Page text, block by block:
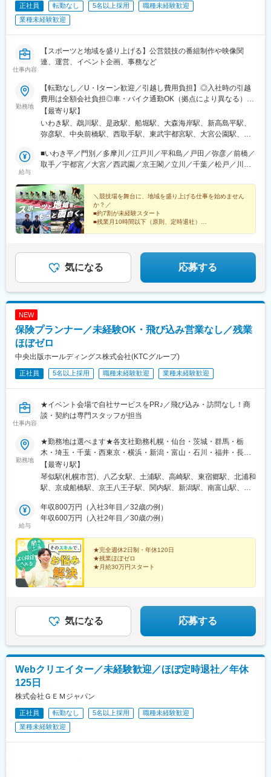
波駅、大小路駅、心斎橋駅、高槻市駅、千里中央駅(大阪モノレー
ル)、鳴滝駅、六地蔵駅(奈良線)、二条城前駅、観月橋駅、南公園
駅、摂津本山駅、湊川駅、神戸三宮駅(阪急・神戸高速)、春日野道
駅(阪急線)、新長田駅、中山観音駅、紀伊中ノ島駅、聖マリア病院
前駅、東中間駅、佐世保中央駅、西鉄香椎駅、金山駅(福岡県)、名
鉄名古屋駅、丸の内駅(愛知県)、栄町駅(愛知県)、久屋大通駅、高
一丁目駅、泉岳寺駅、御成門駅、内幸町駅、赤坂見附駅、西日暮
里駅(舎人ライナー)、下落合駅、東新宿駅、虎ノ門駅、岩本町駅、
京橋駅(東京都)、京成関屋駅、御徒町駅、大森海岸駅、銀座一丁目
駅、茅場町駅、馬喰町駅、東池袋駅、曳舟駅、西横浜駅、横浜
駅、日本大通り駅、市川真間駅、鬼越駅、京成千葉駅、川越市
駅、森小路駅、昭和町駅(大阪府)、針中野駅、花園町駅、細井川
駅、梅田駅(地下鉄)、天満橋駅、北浜駅(大阪府)、なんば駅(南海
御陵前駅、市民広場駅、三宮・花時計前駅、板宿駅、香椎宮前
駅、亀島駅、国際センター駅、矢場町駅、第一通り駅、近鉄四日
市駅
正社員 転勤なし 5名以上採用
職種未経験歓迎
業種未経験歓迎
仕事内容
【スポーツと地域を盛り上げる】公営競技の番組制作や映像関
連、運営、イベント企画、事務など
勤務地
【転勤なし／U・Iターン歓迎／引越し費用負担】◎入社時の引越
費用は全額会社負担◎車・バイク通勤OK（拠点により異なる）◎
勤務地はご希望を考慮の上、決定致します。◎競技場によって、
募集ポジションが異なります。以下いずれかの競輪場、ボートレ
ース場での勤務となります。■北海道・東北北海道、福島県■関東
海岐阜県、静岡県、愛知県、三重県■北信越新潟県、富山県、福井
県■関西京都府、奈良県■中国・四国岡山県、広島県、山口県、愛
【最寄り駅】
いわき駅、鵡川駅、是政駅、船堀駅、大森海岸駅、新高島平駅、
弥彦駅、中央前橋駅、西取手駅、東武宇都宮駅、大宮公園駅、西
駅、平塚駅、箱根板橋駅、南伊東駅、東静岡駅、南鳩ケ谷駅、東
松阪駅、霞ケ浦駅、田神駅、大垣駅、常滑駅、蒲郡競艇場前駅、
足羽山公園口駅、平城駅、市坪駅、宇野駅、海岸通駅、西向日
駅、競輪場前駅(富山県)、伊勢朝日駅、埴生駅、浦田駅(福岡県)、
香春口三萩野駅、久留米大学前駅、佐世保駅、亀川駅、防府駅、
武雄温泉駅、鬼塚駅、中洲川端駅、競艇場前駅、作草部駅、京急
川崎駅、小田原駅、りんくう常滑駅、三河塩津駅、東田駅、宇品
宇品四丁目駅、東岩瀬駅、呉服町駅(福岡県)
給与
■いわき平／門別／多摩川／江戸川／平和島／戸田／弥彦／前橋／
取手／宇都宮／大宮／西武園／京王閣／立川／千葉／松戸／川崎
期間中：226,800円～■四日市／岐阜／大垣／常滑／蒲郡／津／浜
松／浜名湖／豊橋月給235,970円～／試用期間中：220,970円～■
名古屋競輪場月給260,130円～ ／試用期間中：235,970円～■松阪
月給230,270円～／試用期間中：215,270円～■松山／玉野／奈良
月給220,250円～／試用期間中：210,000円～■広島／福井月給
～／試用期間中：257,000円～■富山／川越月給224,000円～／試
用期間中：富山／209,000円～・川越／215,270円～）■山陽月給
250,370円～／試用期間中：220,250円～■飯塚／小倉／久留米／
佐世保／別府／防府／武雄／唐津／中洲月給240,530円～／試用
期間中：220,250円～）
＼競技場を舞台に、地域を盛り上げる仕事を始めません
か？／
■約7割が未経験スタート
■残業月10時間以下（原則、定時退社）
■U・Iターン歓迎（引越費用補助）
気になる 応募する
NEW
保険プランナー／未経験OK・飛び込み営業なし／残業
ほぼゼロ
中央出版ホールディングス株式会社(KTCグループ)
正社員 5名以上採用 職種未経験歓迎 業種未経験歓迎
仕事内容
★イベント会場で自社サービスをPR♪／飛び込み・訪問なし！商
談・契約は専門スタッフが担当
勤務地
★勤務地は選べます★各支社勤務札幌・仙台・茨城・群馬・栃
木・埼玉・千葉・西東京・横浜・新潟・富山・石川・福井・長
野・静岡・名古屋・三重・京都・大阪・神戸・岡山・広島・愛
媛・福岡・長崎・熊本・鹿児島※U・Iターン歓迎▼北海道・東北北
海道札幌市西区宮城県仙台市泉区▼関東茨城県土浦市群馬県高崎
王子市神奈川県横浜市中区▼北信越新潟県新潟市中央区富山県富
山市石川県金沢市福井県福井市長野県松本市▼東海静岡県静岡市
重県津市▼関西京都府京都市下京区大阪府吹田市大阪府堺市北区
兵庫県神戸市中央区▼中国・四国岡山県岡山市北区広島県広島市
南区愛媛県松山市▼九州福岡県福岡市中央区長崎県長崎市熊本県
熊本市中央区鹿児島県鹿児島市※本人の意思に反した会社側からの
一方的な転勤指示はございません必ず本人と相談、合意の上での
対策：各拠点にあり
【最寄り駅】
琴似駅(札幌市営)、八乙女駅、土浦駅、高崎駅、東宿郷駅、北浦和
駅、京成船橋駅、京王八王子駅、関内駅、新潟駅、南富山駅、西
駅、尾張一宮駅、津駅、五条駅(京都市営)、江坂駅、三国ケ丘駅
(大阪府)、新神戸駅、大雲寺前駅、比治山橋駅、大手町駅(愛媛
本線)、宇都宮駅東口駅、船橋駅、八王子駅、馬車道駅、南富山駅
前駅、西松本駅、名鉄一宮駅、烏丸駅、百舌鳥八幡駅、春日野道
駅(阪急線)、東中央町駅、比治山下駅、ＪＲ松山駅前駅、めがね橋
駅、鹿児島中央駅前駅、宇都宮駅、大神宮下駅、日本大通り駅、
北松本駅、西一宮駅、四条駅(京都市営)、百舌鳥駅、新西大寺町筋
給与
年収800万円（入社3年目／32歳の例）
年収600万円（入社2年目／30歳の例）
★完全週休2日制・年休120日
★残業ほぼゼロ
★月給30万円スタート
保険・光熱費などの家計を見直し、
お客様の生活をサポートするお仕事です。
気になる 応募する
Webクリエイター／未経験歓迎／ほぼ定時退社／年休
125日
株式会社ＧＥＭジャパン
正社員 転勤なし 5名以上採用
職種未経験歓迎
業種未経験歓迎